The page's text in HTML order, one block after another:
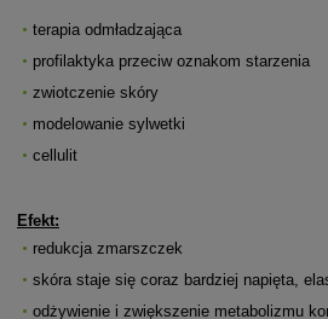
terapia odmładzająca
profilaktyka przeciw oznakom starzenia
zwiotczenie skóry
modelowanie sylwetki
cellulit
Efekt:
redukcja zmarszczek
skóra staje się coraz bardziej napięta,
odżywienie i zwiększenie metabolizmu